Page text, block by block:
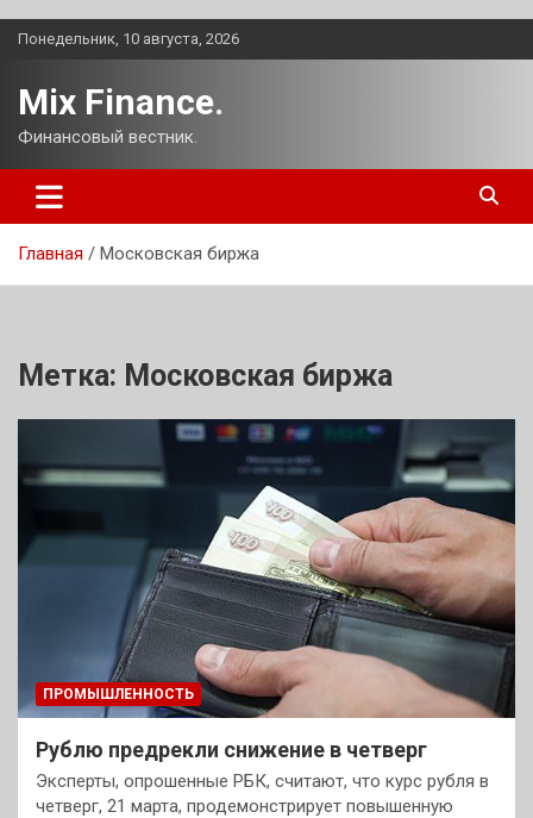
Перейти
Понедельник, 10 августа, 2026
Mix Finance.
Финансовый вестник.
Главная Московская биржа
Метка: Московская биржа
ПРОМЫШЛЕННОСТЬ
Рублю предрекли снижение в четверг
Эксперты, опрошенные РБК, считают, что курс рубля в
четверг, 21 марта, продемонстрирует повышенную